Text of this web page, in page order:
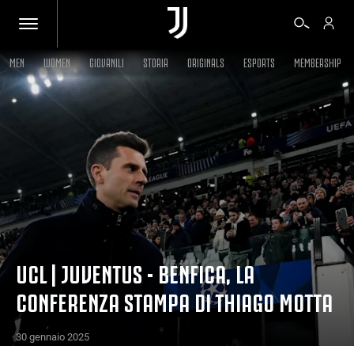
BIGLIETTI
SHOP
BIANCONERI
VIDEO
ALTRO
MEN WOMEN GIOVANILI STORIA ORIGINALS ESPORTS MEMBERSHIP
UCL | JUVENTUS - BENFICA, LA
CONFERENZA STAMPA DI THIAGO MOTTA
30 gennaio 2025